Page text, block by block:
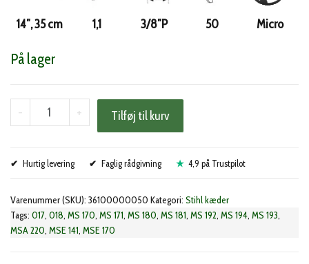
14″, 35 cm 1,1 3/8″P 50 Micro
På lager
-
Stihl
PM3
3/8P
1,1
-
+ Tilføj til kurv
Hurtig levering Faglig rådgivning 4,9 på Trustpilot
Varenummer (SKU): 36100000050 Kategori: Stihl kæder
Tags: 017 018 MS 170 MS 171 MS 180 MS 181 MS 192 MS 194 MS 193
MSA 220 MSE 141 MSE 170